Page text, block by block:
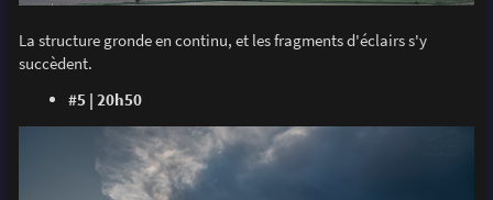
La structure gronde en continu, et les fragments d'éclairs s'y
succèdent.
#5 | 20h50